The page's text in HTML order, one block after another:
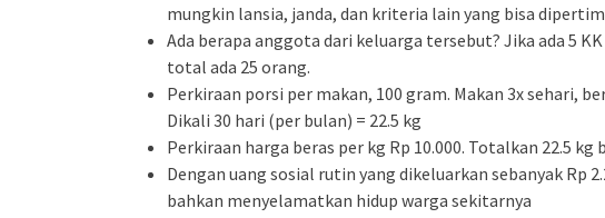
mungkin lansia, janda, dan kriteria lain yang bisa
Ada berapa anggota dari keluarga tersebut? Jika ada 5
total ada 25 orang.
Perkiraan porsi per makan, 100 gram. Makan 3x sehari,
Dikali 30 hari (per bulan) = 22.5 kg
Perkiraan harga beras per kg Rp 10.000. Totalkan 22.5 kg
Dengan uang sosial rutin yang dikeluarkan sebanyak Rp
bahkan menyelamatkan hidup warga sekitarnya